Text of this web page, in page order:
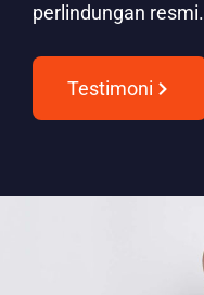
perlindungan resmi.
Testimoni